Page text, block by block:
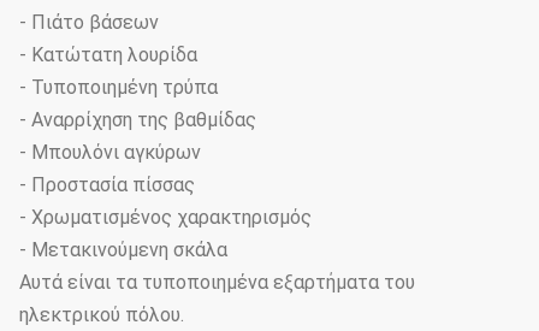
- Πιάτο βάσεων
- Κατώτατη λουρίδα
- Τυποποιημένη τρύπα
- Αναρρίχηση της βαθμίδας
- Μπουλόνι αγκύρων
- Προστασία πίσσας
- Χρωματισμένος χαρακτηρισμός
- Μετακινούμενη σκάλα
Αυτά είναι τα τυποποιημένα εξαρτήματα του
ηλεκτρικού πόλου.